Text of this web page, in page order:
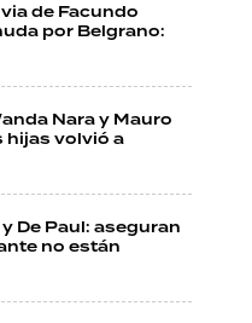
de Facundo
por Belgrano:
Nara y Mauro
hijas volvió a
De Paul: aseguran
no están